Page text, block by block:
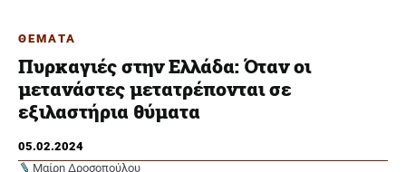
ΘΕΜΑΤΑ
Πυρκαγιές στην Ελλάδα: Όταν οι
μετανάστες μετατρέπονται σε
εξιλαστήρια θύματα
05.02.2024
Μαίρη Δροσοπούλου